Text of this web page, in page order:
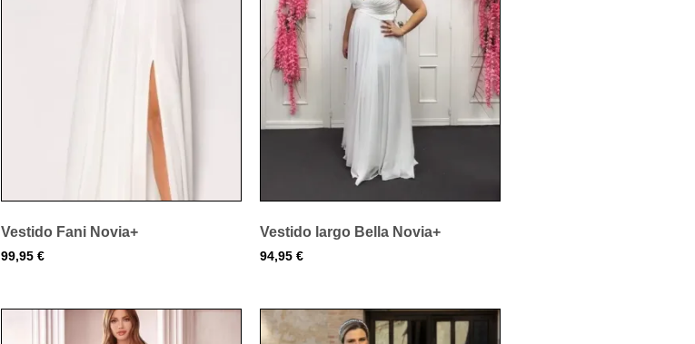
Vestido Fani Novia+
99,95 €
Vestido largo Bella Novia+
94,95 €